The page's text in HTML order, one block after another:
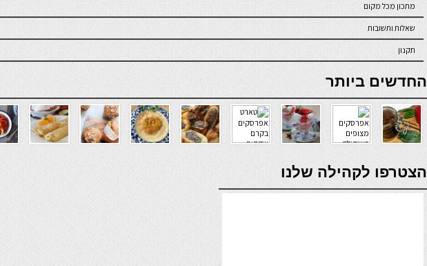
מתכון מכל מקום
שאלות ותשובות
תקנון
online casino
החדשים ביותר
verde casino
הצטרפו לקהילה שלנו